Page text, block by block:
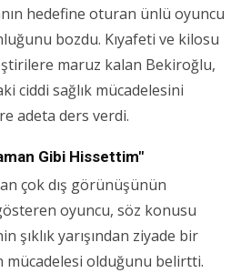
hedefine oturan ünlü oyuncu
bozdu. Kıyafeti ve kilosu
maruz kalan Bekiroğlu,
ciddi sağlık mücadelesini
adeta ders verdi.
Gibi Hissettim"
çok dış görünüşünün
oyuncu, söz konusu
şıklık yarışından ziyade bir
olduğunu belirtti.